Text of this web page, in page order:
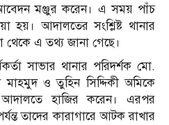
মঞ্জুর করেন। এ সময় পাঁচ
হয়। আদালতের সংশ্লিষ্ট থানার
থেকে এ তথ্য জানা গেছে।
সাভার থানার পরিদর্শক মো.
মাহমুদ ও তুহিন সিদ্দিকী অমিকে
আদালতে হাজির করেন। এরপর
তাদের কারাগারে আটক রাখার